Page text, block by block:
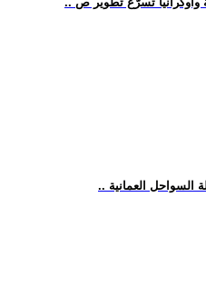
السواحل العمانية